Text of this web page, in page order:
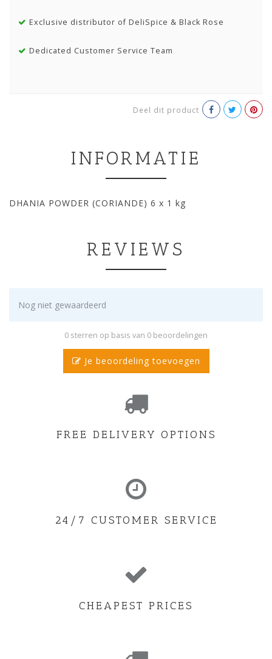
Exclusive distributor of DeliSpice & Black Rose
Dedicated Customer Service Team
Deel dit product
INFORMATIE
DHANIA POWDER (CORIANDE) 6 x 1 kg
REVIEWS
Nog niet gewaardeerd
0 sterren op basis van 0 beoordelingen
Je beoordeling toevoegen
FREE DELIVERY OPTIONS
24/7 CUSTOMER SERVICE
CHEAPEST PRICES